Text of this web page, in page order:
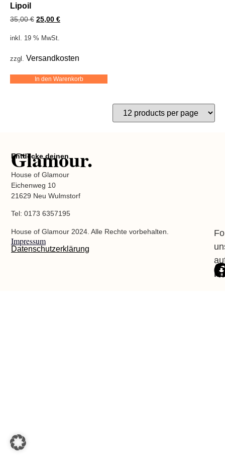
Lipoil
35,00€ 25,00 €
inkl. 19 % MwSt.
zzgl. Versandkosten
In den Warenkorb
Entdecke deinen
Glamour.
House of Glamour
Eichenweg 10
21629 Neu Wulmstorf
Tel: 0173 6357195
House of Glamour 2024. Alle Rechte vorbehalten.
Impressum
Datenschutzerklärung